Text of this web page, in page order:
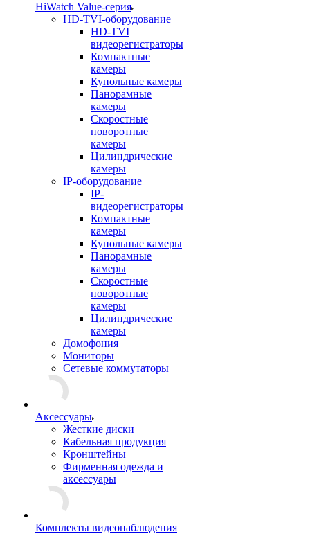
HiWatch Value-серия
HD-TVI-оборудование
HD-TVI
видеорегистраторы
Компактные
камеры
Купольные камеры
Панорамные
камеры
Скоростные
поворотные
камеры
Цилиндрические
камеры
IP-оборудование
IP-
видеорегистраторы
Компактные
камеры
Купольные камеры
Панорамные
камеры
Скоростные
поворотные
камеры
Цилиндрические
камеры
Домофония
Мониторы
Сетевые коммутаторы
Аксессуары
Жесткие диски
Кабельная продукция
Кронштейны
Фирменная одежда и
аксессуары
Комплекты видеонаблюдения